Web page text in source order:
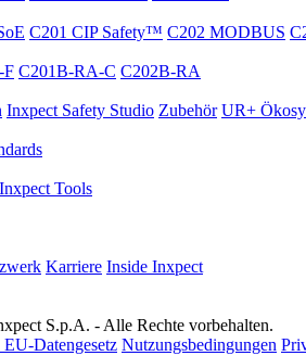
C201 CIP Safety™ C202 MODBUS
F C201B-RA-C C202B-RA
Inxpect Safety Studio Zubehör UR+
Inxpect Tools
Karriere Inside Inxpect
S.p.A. - Alle Rechte vorbehalten.
Datengesetz Nutzungsbedingungen